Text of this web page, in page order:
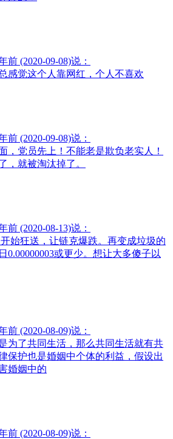
前 (2020-09-08)说：
感觉这个人靠网红，个人不喜欢
前 (2020-09-08)说：
，党员先上！不能老是欺负老实人！
，就被淘汰掉了。
前 (2020-08-13)说：
始狂送，让链克爆跌。再变成垃圾的
0.00000003或更少。想让大多傻子以
前 (2020-08-09)说：
为了共同生活，那么共同生活就有共
保护也是婚姻中个体的利益，假设出
婚姻中的
前 (2020-08-09)说：